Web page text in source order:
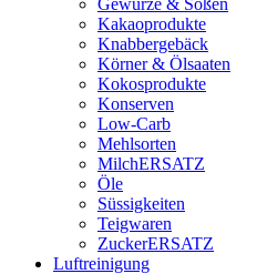
Kakaoprodukte
Knabbergebäck
Körner & Ölsaaten
Kokosprodukte
Konserven
Low-Carb
Mehlsorten
MilchERSATZ
Öle
Süssigkeiten
Teigwaren
ZuckerERSATZ
Luftreinigung